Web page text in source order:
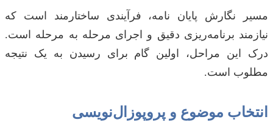
مسیر نگارش پایان نامه، فرآیندی ساختارمند است که
نیازمند برنامه‌ریزی دقیق و اجرای مرحله به مرحله است.
درک این مراحل، اولین گام برای رسیدن به یک نتیجه
مطلوب است.
انتخاب موضوع و پروپوزال‌نویسی